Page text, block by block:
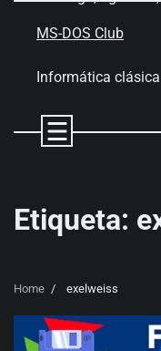
MS-DOS Club
Informática
Etiqueta:
Home exelweiss